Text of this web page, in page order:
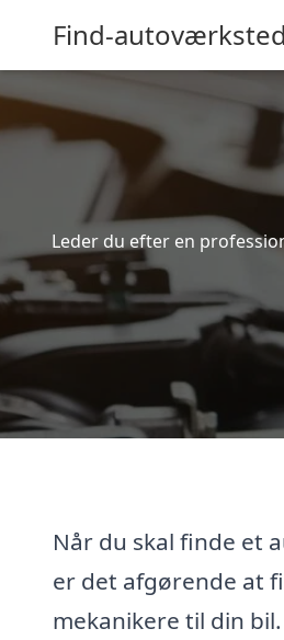
Find-
Leder du efter en
Når du skal finde et
er det afgørende at
mekanikere til din